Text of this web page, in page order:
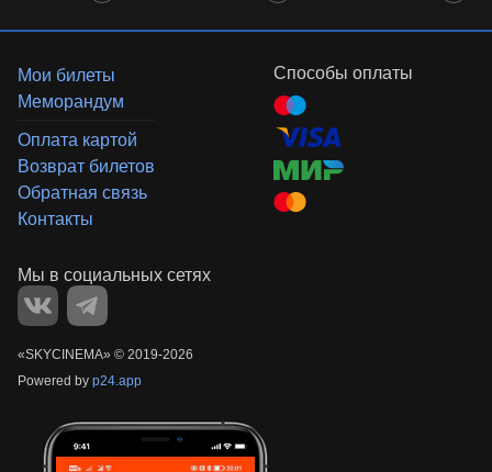
Мои билеты
Меморандум
Оплата картой
Возврат билетов
Обратная связь
Контакты
Способы оплаты
«‎SKYCINEMA» © 2019-2026
Powered by p24.app